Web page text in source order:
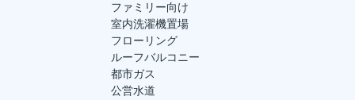
ファミリー向け
室内洗濯機置場
フローリング
ルーフバルコニー
都市ガス
公営水道